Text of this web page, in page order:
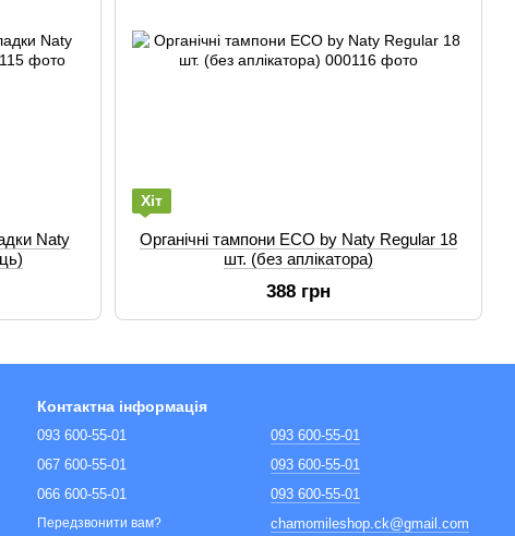
Naty
Хіт
Органічні тампони ECO by Naty Regular 18
шт. (без аплікатора)
388 грн
Контактна інформація
093 600-55-01
067 600-55-01
066 600-55-01
Передзвонити вам?
093 600-55-01
093 600-55-01
093 600-55-01
chamomileshop.ck@gmail.com